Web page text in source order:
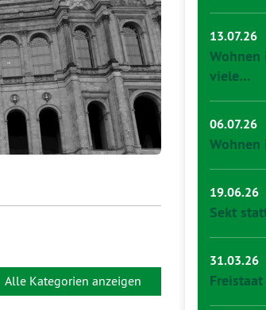
Alle Kategorien anzeigen
13.07.26
Wohnen
viele…
06.07.26
Wohnen
19.06.26
Sekt
31.03.26